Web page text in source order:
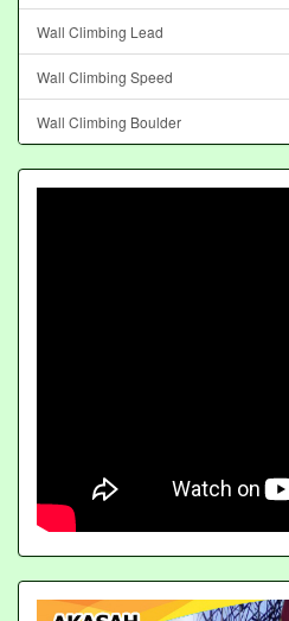
Wall Climbing Lead
Wall Climbing Speed
Wall Climbing Boulder